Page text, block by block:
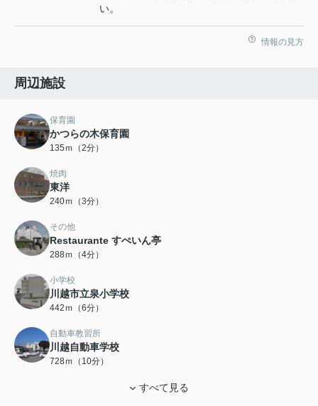
い。
情報の見方
周辺施設
保育園
かつらの木保育園
135ｍ（2分）
焼肉
東洋
240ｍ（3分）
その他
Restaurante すぺいん亭
288ｍ（4分）
小学校
川越市立泉小学校
442ｍ（6分）
自動車教習所
川越自動車学校
728ｍ（10分）
すべて見る